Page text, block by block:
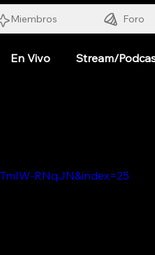
Miembros Foro
En Vivo Stream/
RNqJN&index=25